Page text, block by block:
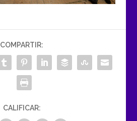
COMPARTIR:
CALIFICAR: